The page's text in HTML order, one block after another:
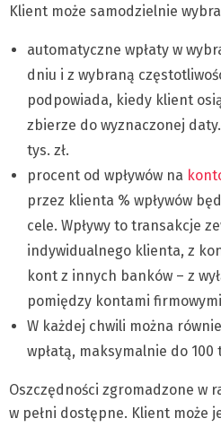
Klient może samodzielnie
automatyczne wpłaty w
dniu i z wybraną
podpowiada, kiedy klient
zbierze do wyznaczonej
tys. zł.
procent od wpływów na
przez klienta % wpływów
cele. Wpływy to transakcje
indywidualnego klienta, z
kont z innych banków – z
pomiędzy kontami
W każdej chwili można
wpłatą, maksymalnie do 100
Oszczędności zgromadzone w
w pełni dostępne. Klient może